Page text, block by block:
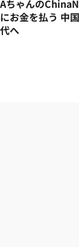
Aちゃんの
お金を払う 中
へ